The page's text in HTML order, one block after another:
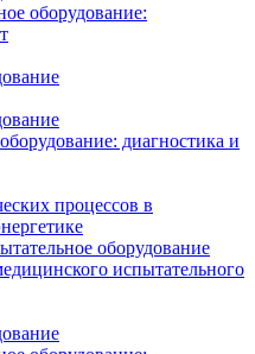
оборудование:
диагностика и
процессов в
оборудование
испытательного